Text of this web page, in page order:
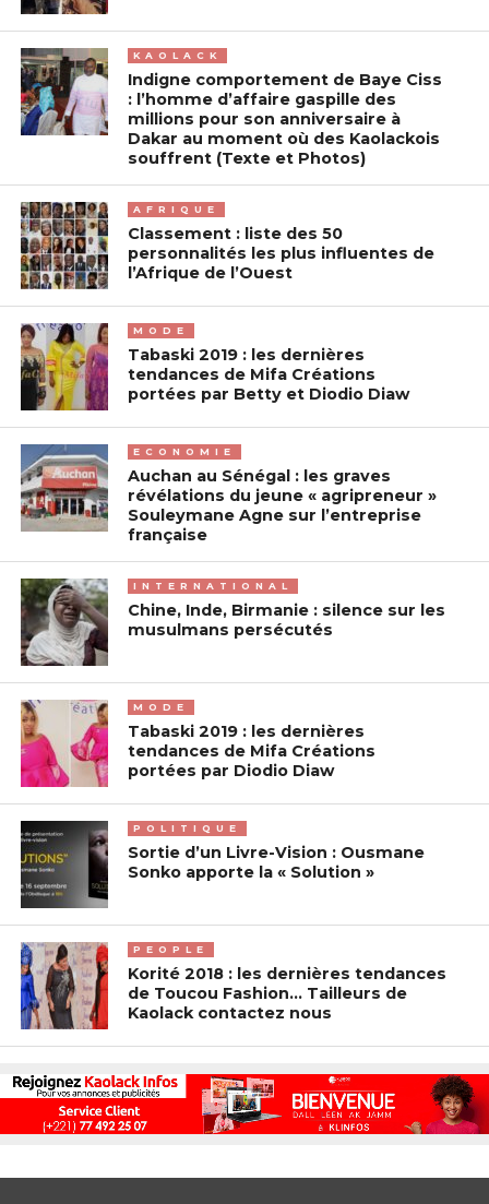
KAOLACK
Indigne comportement de Baye Ciss
: l’homme d’affaire gaspille des
millions pour son anniversaire à
Dakar au moment où des Kaolackois
souffrent (Texte et Photos)
AFRIQUE
Classement : liste des 50
personnalités les plus influentes de
l’Afrique de l’Ouest
MODE
Tabaski 2019 : les dernières
tendances de Mifa Créations
portées par Betty et Diodio Diaw
ECONOMIE
Auchan au Sénégal : les graves
révélations du jeune « agripreneur »
Souleymane Agne sur l’entreprise
française
INTERNATIONAL
Chine, Inde, Birmanie : silence sur les
musulmans persécutés
MODE
Tabaski 2019 : les dernières
tendances de Mifa Créations
portées par Diodio Diaw
POLITIQUE
Sortie d’un Livre-Vision : Ousmane
Sonko apporte la « Solution »
PEOPLE
Korité 2018 : les dernières tendances
de Toucou Fashion… Tailleurs de
Kaolack contactez nous